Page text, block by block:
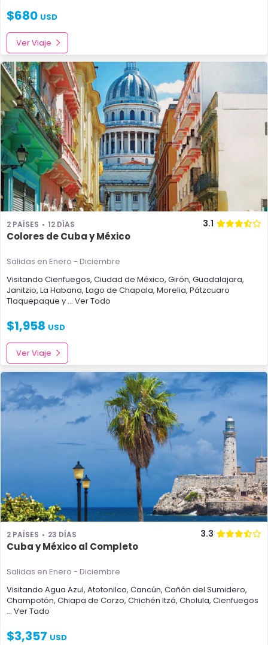
$680 USD
Ver Viaje
2 PAÍSES 12 DÍAS 3.1
Colores de Cuba y México
Salidas en Enero - Diciembre
Visitando Cienfuegos, Ciudad de México, Girón, Guadalajara,
Janitzio, La Habana, Lago de Chapala, Morelia, Pátzcuaro
Tlaquepaque y ... Ver Todo
$1,958 USD
Ver Viaje
2 PAÍSES 23 DÍAS 3.3
Cuba y México al Completo
Salidas en Enero - Diciembre
Visitando Agua Azul, Atotonilco, Cancún, Cañón del Sumidero,
Champotón, Chiapa de Corzo, Chichén Itzá, Cholula, Cienfuegos
... Ver Todo
$3,357 USD